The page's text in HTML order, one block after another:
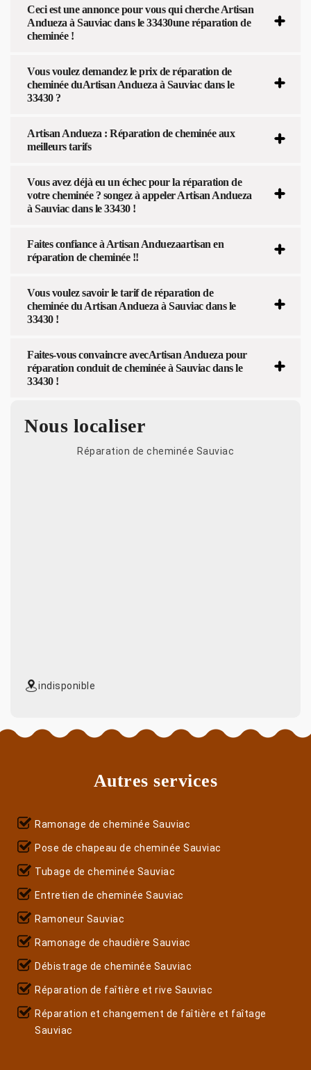
Ceci est une annonce pour vous qui cherche Artisan
Andueza à Sauviac dans le 33430une réparation de
cheminée !
Vous voulez demandez le prix de réparation de
cheminée duArtisan Andueza à Sauviac dans le
33430 ?
Artisan Andueza : Réparation de cheminée aux
meilleurs tarifs
Vous avez déjà eu un échec pour la réparation de
votre cheminée ? songez à appeler Artisan Andueza
à Sauviac dans le 33430 !
Faites confiance à Artisan Anduezaartisan en
réparation de cheminée !!
Vous voulez savoir le tarif de réparation de
cheminée du Artisan Andueza à Sauviac dans le
33430 !
Faites-vous convaincre avecArtisan Andueza pour
réparation conduit de cheminée à Sauviac dans le
33430 !
Nous localiser
Réparation de cheminée Sauviac
indisponible
Autres services
Ramonage de cheminée Sauviac
Pose de chapeau de cheminée Sauviac
Tubage de cheminée Sauviac
Entretien de cheminée Sauviac
Ramoneur Sauviac
Ramonage de chaudière Sauviac
Débistrage de cheminée Sauviac
Réparation de faîtière et rive Sauviac
Réparation et changement de faîtière et faîtage
Sauviac